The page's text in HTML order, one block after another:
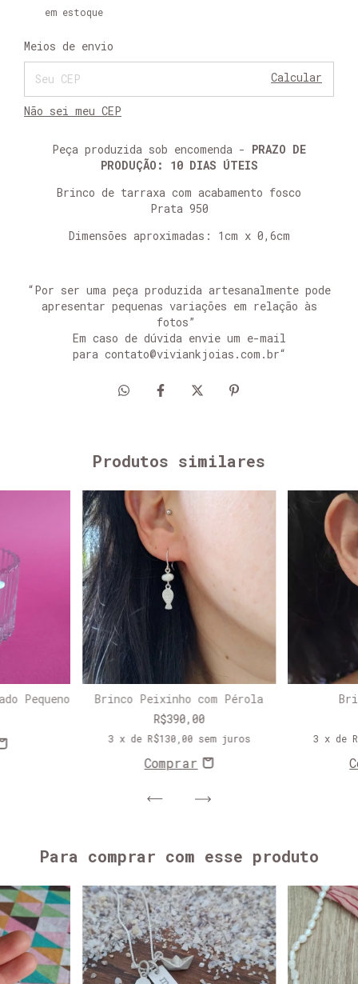
em estoque
Entregas para o CEP:
Meios de envio
Calcular
Não sei meu CEP
Peça produzida sob encomenda - PRAZO DE
PRODUÇÃO: 10 DIAS ÚTEIS
Brinco de tarraxa com acabamento fosco
Prata 950
Dimensões aproximadas: 1cm x 0,6cm
“Por ser uma peça produzida artesanalmente pode
apresentar pequenas variações em relação às
fotos” ​
Em caso de dúvida envie um e-mail
para contato@viviankjoias.com.br“
Produtos similares
Pequeno
Brinco Peixinho com Pérola
R$390,00
3 x de R$130,00 sem juros 3 x de
Para comprar com esse produto